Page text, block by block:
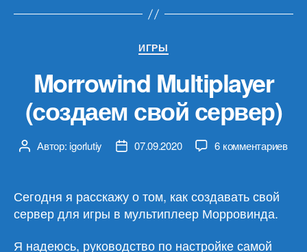
Рубрики
ИГРЫ
Morrowind Multiplayer
(создаем свой сервер)
АвторАвтор: igorlutiy
Дата07.09.2020 6 комментариевк
Сегодня я расскажу о том, как создавать свой
сервер для игры в мультиплеер Морровинда.
Я надеюсь, руководство по настройке самой